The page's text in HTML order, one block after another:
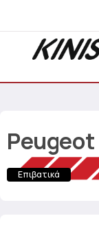
Peugeot
Επιβατικά